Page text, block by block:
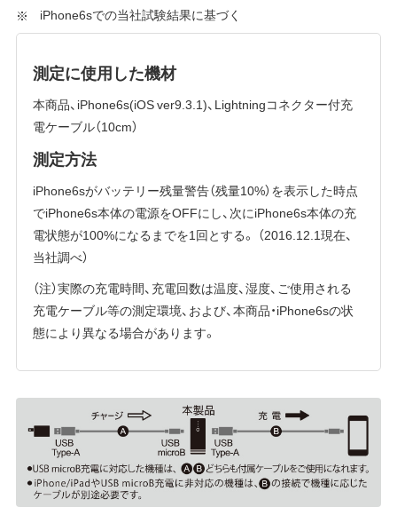
iPhone6sでの当社試験結果に基づく
測定に使用した機材
本商品、iPhone6s(iOS ver9.3.1)、Lightningコネクター付充
電ケーブル（10cm）
測定方法
iPhone6sがバッテリー残量警告（残量10%）を表示した時点
でiPhone6s本体の電源をOFFにし、次にiPhone6s本体の充
電状態が100%になるまでを1回とする。 （2016.12.1現在、
当社調べ）
（注）実際の充電時間、充電回数は温度、湿度、ご使用される
充電ケーブル等の測定環境、および、本商品・iPhone6sの状
態により異なる場合があります。